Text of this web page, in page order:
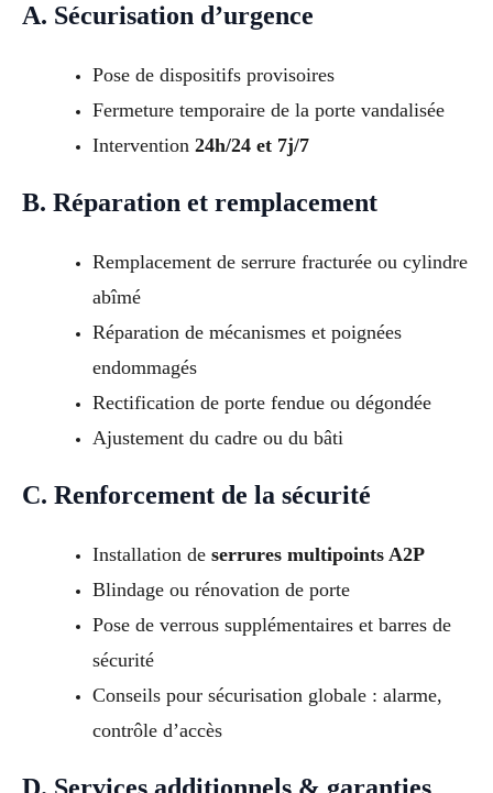
A. Sécurisation d’urgence
Pose de dispositifs provisoires
Fermeture temporaire de la porte vandalisée
Intervention 24h/24 et 7j/7
B. Réparation et remplacement
Remplacement de serrure fracturée ou cylindre
abîmé
Réparation de mécanismes et poignées
endommagés
Rectification de porte fendue ou dégondée
Ajustement du cadre ou du bâti
C. Renforcement de la sécurité
Installation de serrures multipoints A2P
Blindage ou rénovation de porte
Pose de verrous supplémentaires et barres de
sécurité
Conseils pour sécurisation globale : alarme,
contrôle d’accès
D. Services additionnels & garanties